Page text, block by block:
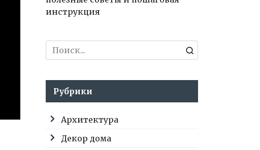
инструкция
Search
for:
Рубрики
Архитектура
Декор дома